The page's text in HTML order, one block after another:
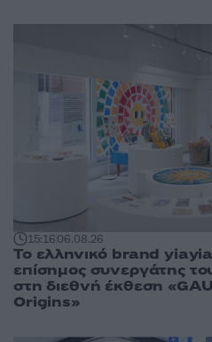
15:1606.08.26
Το ελληνικό brand
επίσημος συνεργάτης
στη διεθνή έκθεση
Origins»